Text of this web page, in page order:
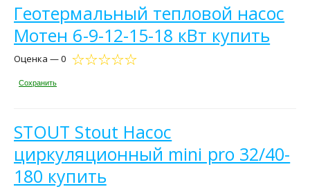
Геотермальный тепловой насос
Мотен 6-9-12-15-18 кВт купить
Оценка — 0
Сохранить
STOUT Stout Насос
циркуляционный mini pro 32/40-
180 купить